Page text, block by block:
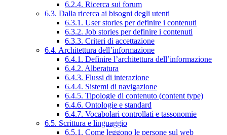
6.2.4. Ricerca sui forum
6.3. Dalla ricerca ai bisogni degli utenti
6.3.1. User stories per definire i contenuti
6.3.2. Job stories per definire i contenuti
6.3.3. Criteri di accettazione
6.4. Architettura dell’informazione
6.4.1. Definire l’architettura dell’informazione
6.4.2. Alberatura
6.4.3. Flussi di interazione
6.4.4. Sistemi di navigazione
6.4.5. Tipologie di contenuto (content type)
6.4.6. Ontologie e standard
6.4.7. Vocabolari controllati e tassonomie
6.5. Scrittura e linguaggio
6.5.1. Come leggono le persone sul web